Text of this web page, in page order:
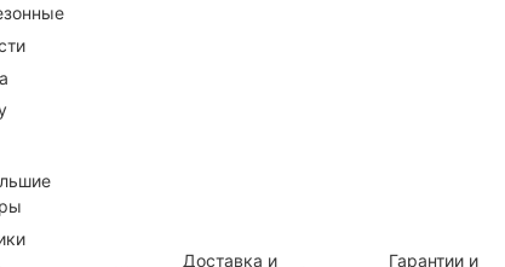
Доставка и
Гарантии и